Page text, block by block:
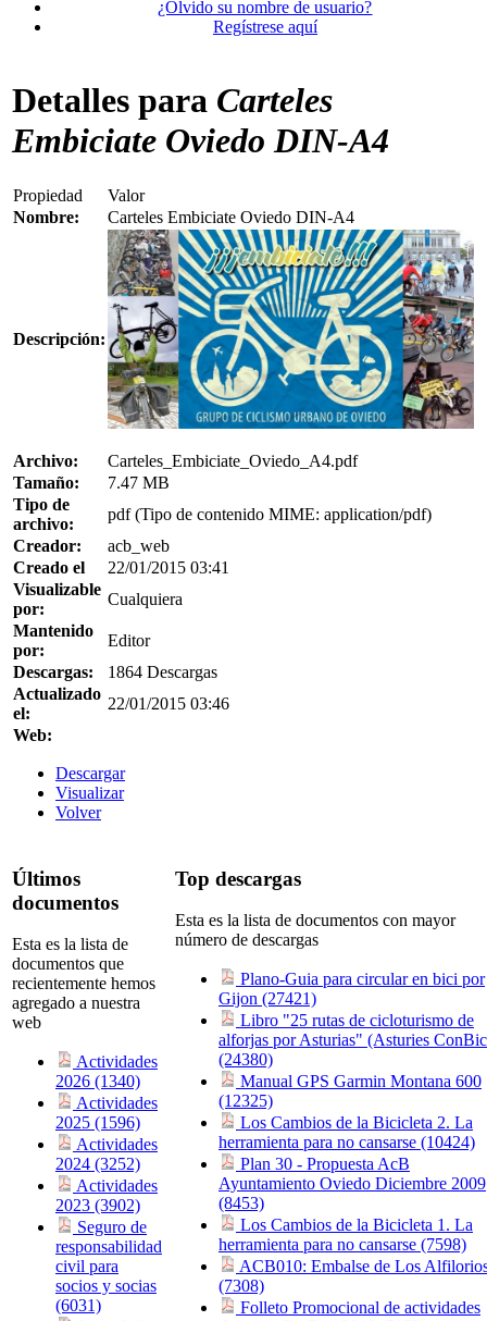
¿Olvido su nombre de usuario?
Regístrese aquí
Detalles para Carteles
Embiciate Oviedo DIN-A4
Propiedad
Valor
Nombre:
Carteles Embiciate Oviedo DIN-A4
Descripción:
Archivo:
Carteles_Embiciate_Oviedo_A4.pdf
Tamaño:
7.47 MB
Tipo de
archivo:
pdf (Tipo de contenido MIME: application/pdf)
Creador:
acb_web
Creado el
22/01/2015 03:41
Visualizable
por:
Cualquiera
Mantenido
por:
Editor
Descargas:
1864 Descargas
Actualizado
el:
22/01/2015 03:46
Web:
Descargar
Visualizar
Volver
Últimos
documentos
Esta es la lista de
documentos que
recientemente hemos
agregado a nuestra
web
Actividades
2026 (1340)
Actividades
2025 (1596)
Actividades
2024 (3252)
Actividades
2023 (3902)
Seguro de
responsabilidad
civil para
socios y socias
(6031)
Top descargas
Esta es la lista de documentos con mayor
número de descargas
Plano-Guia para circular en bici por
Gijon (27421)
Libro "25 rutas de cicloturismo de
alforjas por Asturias" (Asturies
(24380)
Manual GPS Garmin Montana 600
(12325)
Los Cambios de la Bicicleta 2. La
herramienta para no cansarse (10424)
Plan 30 - Propuesta AcB
Ayuntamiento Oviedo Diciembre 2009
(8453)
Los Cambios de la Bicicleta 1. La
herramienta para no cansarse (7598)
ACB010: Embalse de Los
(7308)
Folleto Promocional de actividades